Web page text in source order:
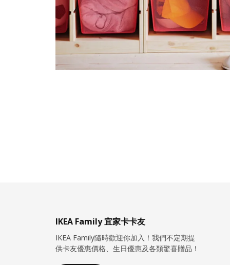
IKEA Family 宜家卡卡友
IKEA Family隨時歡迎你加入！我們不定期提
供卡友優惠價格、生日優惠及各類驚喜贈品！